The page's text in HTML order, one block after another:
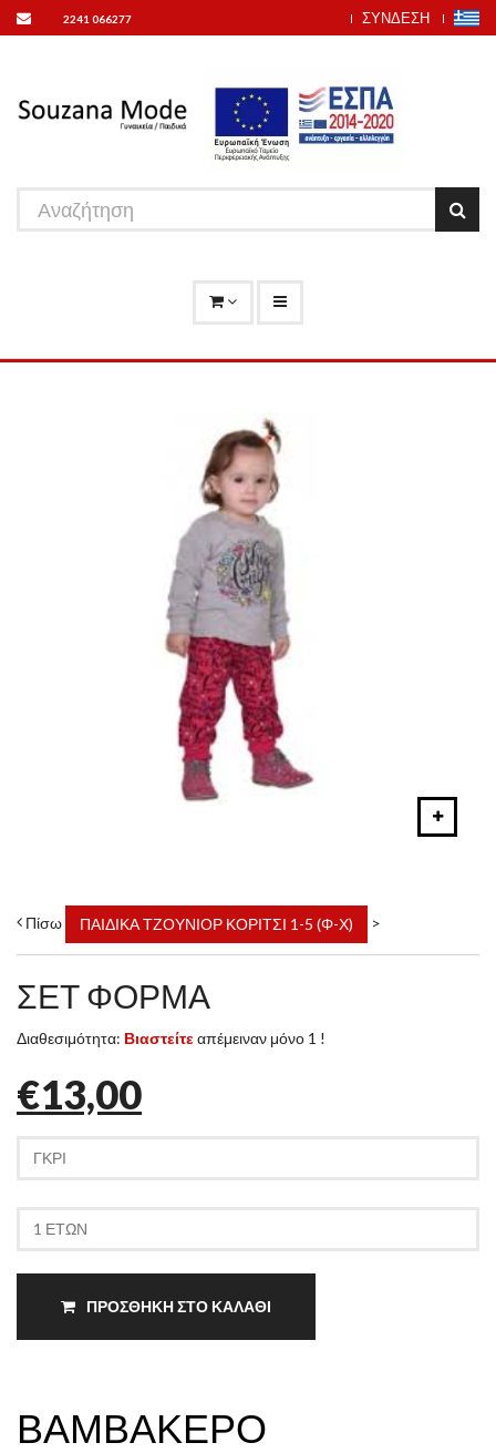
2241 066277 ΣΥΝΔΕΣΗ
Πίσω ΠΑΙΔΙΚΑ ΤΖΟΥΝΙΟΡ ΚΟΡΙΤΣΙ 1-5 (Φ-Χ) >
ΣΕΤ ΦΟΡΜΑ
Διαθεσιμότητα: Βιαστείτεαπέμειναν μόνο 1 !
€13,00
ΠΡΟΣΘΗΚΗ ΣΤΟ ΚΑΛΑΘΙ
ΒΑΜΒΑΚΕΡΟ